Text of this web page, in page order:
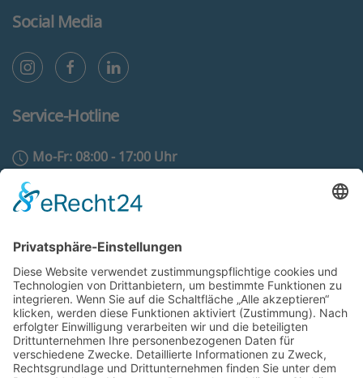
Social Media
Service-Hotline
Mo-Fr: 08:00 - 17:00 Uhr
02431 - 97 55 500
Zum Kontaktformular
Rechtliches
AGB